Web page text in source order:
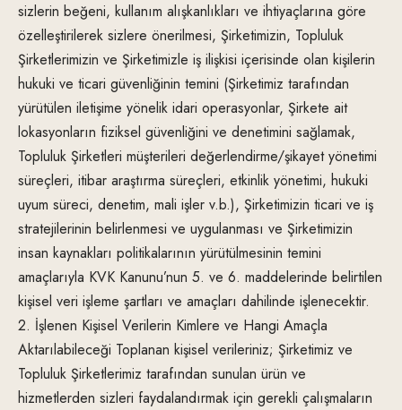
sizlerin beğeni, kullanım alışkanlıkları ve ihtiyaçlarına göre
özelleştirilerek sizlere önerilmesi, Şirketimizin, Topluluk
Şirketlerimizin ve Şirketimizle iş ilişkisi içerisinde olan kişilerin
hukuki ve ticari güvenliğinin temini (Şirketimiz tarafından
yürütülen iletişime yönelik idari operasyonlar, Şirkete ait
lokasyonların fiziksel güvenliğini ve denetimini sağlamak,
Topluluk Şirketleri müşterileri değerlendirme/şikayet yönetimi
süreçleri, itibar araştırma süreçleri, etkinlik yönetimi, hukuki
uyum süreci, denetim, mali işler v.b.), Şirketimizin ticari ve iş
stratejilerinin belirlenmesi ve uygulanması ve Şirketimizin
insan kaynakları politikalarının yürütülmesinin temini
amaçlarıyla KVK Kanunu’nun 5. ve 6. maddelerinde belirtilen
kişisel veri işleme şartları ve amaçları dahilinde işlenecektir.
2. İşlenen Kişisel Verilerin Kimlere ve Hangi Amaçla
Aktarılabileceği Toplanan kişisel verileriniz; Şirketimiz ve
Topluluk Şirketlerimiz tarafından sunulan ürün ve
hizmetlerden sizleri faydalandırmak için gerekli çalışmaların